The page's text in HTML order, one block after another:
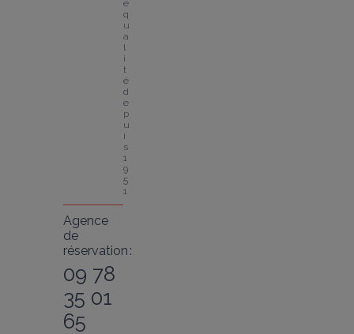
e
q
u
a
l
i
t
é
d
e
p
u
i
s
1
9
5
1
Agence
de
réservation :
09 78
35 01
65